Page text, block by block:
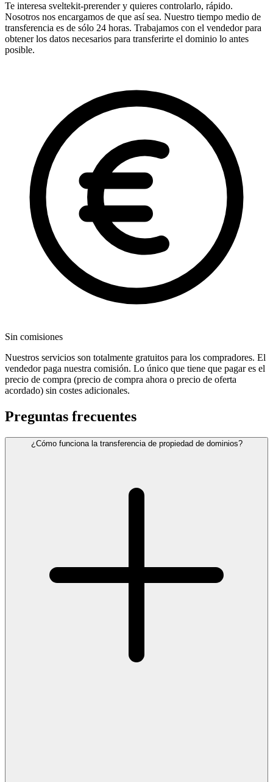
Te interesa sveltekit-prerender y quieres controlarlo, rápido.
Nosotros nos encargamos de que así sea. Nuestro tiempo medio de
transferencia es de sólo 24 horas. Trabajamos con el vendedor para
obtener los datos necesarios para transferirte el dominio lo antes
posible.
Sin comisiones
Nuestros servicios son totalmente gratuitos para los compradores. El
vendedor paga nuestra comisión. Lo único que tiene que pagar es el
precio de compra (precio de compra ahora o precio de oferta
acordado) sin costes adicionales.
Preguntas frecuentes
¿Cómo funciona la transferencia de propiedad de dominios?